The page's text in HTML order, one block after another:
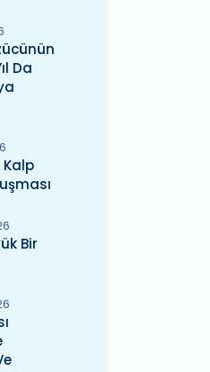
Da
Kalp
Bir